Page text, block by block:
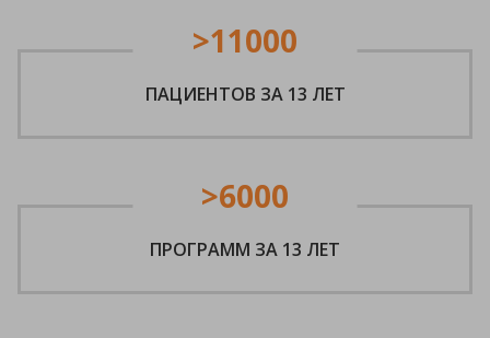
>11000
ПАЦИЕНТОВ ЗА 13 ЛЕТ
>6000
ПРОГРАММ ЗА 13 ЛЕТ